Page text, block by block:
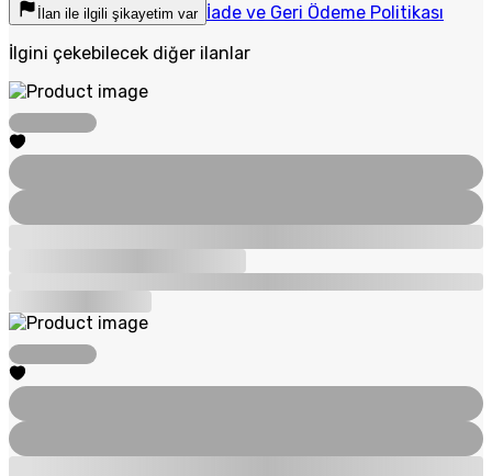
İlan ile ilgili şikayetim var İade ve Geri Ödeme Politikası
İlgini çekebilecek diğer ilanlar